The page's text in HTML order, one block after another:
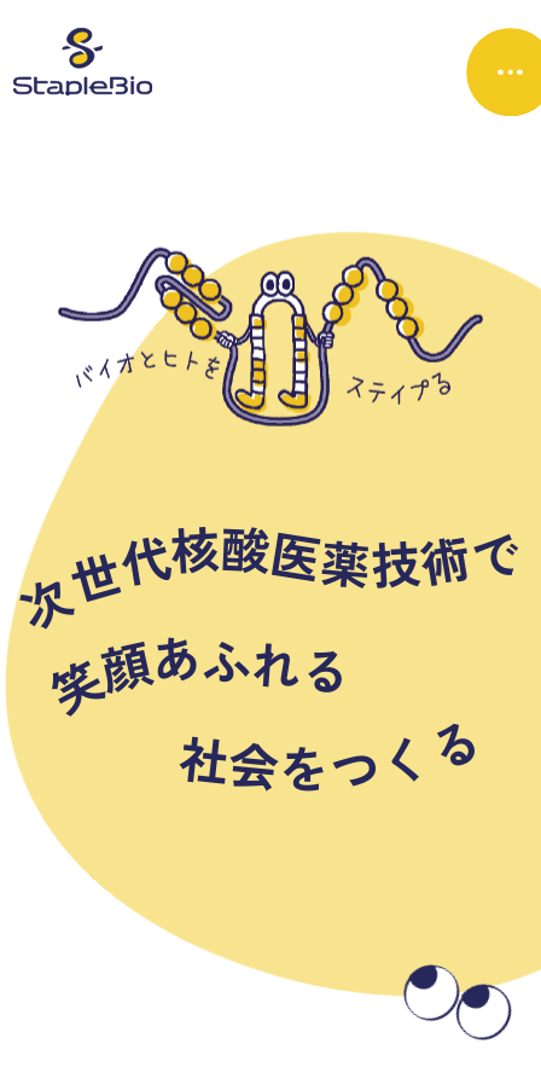
次世代核酸医薬技術で
笑顔あふれる
社会をつく る